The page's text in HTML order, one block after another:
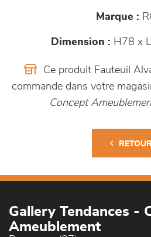
Marque :
Dimension : H78 x
Ce produit Fauteuil
commande dans votre
Concept
Gallery Tendances -
Ameublement